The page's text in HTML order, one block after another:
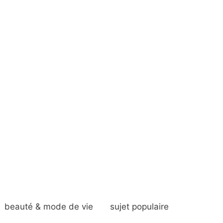
beauté & mode de vie sujet populaire